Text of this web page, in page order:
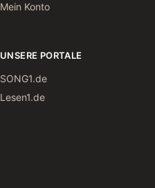
Mein Konto
UNSERE PORTALE
SONG1.de
Lesen1.de